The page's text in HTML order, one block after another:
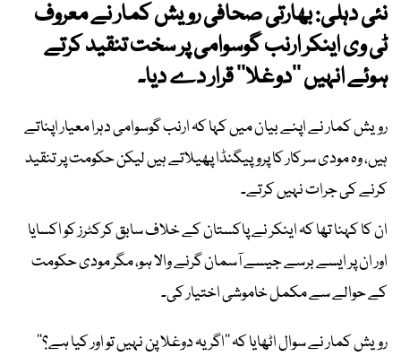
نئی دہلی: بھارتی صحافی رویش کمار نے معروف
ٹی وی اینکر ارنب گوسوامی پر سخت تنقید کرتے
ہوئے انہیں ’’دوغلا‘‘ قرار دے دیا۔
رویش کمار نے اپنے بیان میں کہا کہ ارنب گوسوامی دہرا معیار اپناتے
ہیں، وہ مودی سرکار کا پروپیگنڈا پھیلاتے ہیں لیکن حکومت پر تنقید
کرنے کی جرات نہیں کرتے۔
ان کا کہنا تھا کہ اینکر نے پاکستان کے خلاف سابق کرکٹرز کو اکسایا
اور ان پر ایسے برسے جیسے آسمان گرنے والا ہو، مگر مودی حکومت
کے حوالے سے مکمل خاموشی اختیار کی۔
رویش کمار نے سوال اٹھایا کہ ’’اگر یہ دوغلا پن نہیں تو اور کیا ہے؟‘‘